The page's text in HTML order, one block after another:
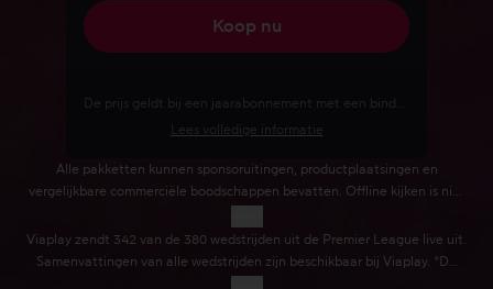
Koop nu
Lees volledige informatie
Alle pakketten kunnen sponsoruitingen, productplaatsingen en
vergelijkbare commerciële boodschappen bevatten. Offline kijken is niet
Viaplay zendt 342 van de 380 wedstrijden uit de Premier League live uit.
Samenvattingen van alle wedstrijden zijn beschikbaar bij Viaplay. *De